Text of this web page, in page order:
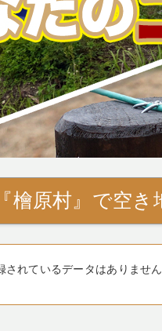
檜原村』で空
れているデータはありません